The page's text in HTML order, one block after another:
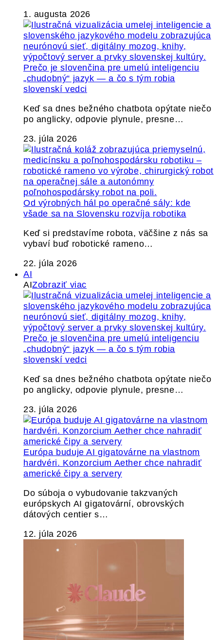
1. augusta 2026
Prečo je slovenčina pre umelú inteligenciu
„chudobný“ jazyk — a čo s tým robia
slovenskí vedci
Keď sa dnes bežného chatbota opýtate niečo
po anglicky, odpovie plynule, presne…
23. júla 2026
Od výrobných hál po operačné sály: kde
všade sa na Slovensku rozvíja robotika
Keď si predstavíme robota, väčšine z nás sa
vybaví buď robotické rameno…
22. júla 2026
AI
AIZobraziť viac
Prečo je slovenčina pre umelú inteligenciu
„chudobný“ jazyk — a čo s tým robia
slovenskí vedci
Keď sa dnes bežného chatbota opýtate niečo
po anglicky, odpovie plynule, presne…
23. júla 2026
Európa buduje AI gigatovárne na vlastnom
hardvéri. Konzorcium Aether chce nahradiť
americké čipy a servery
Do súboja o vybudovanie takzvaných
európskych AI gigatovární, obrovských
dátových centier s…
12. júla 2026